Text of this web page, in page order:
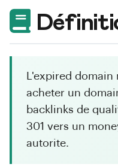
L'expired
acheter un
backlinks de
301 vers un
autorite.